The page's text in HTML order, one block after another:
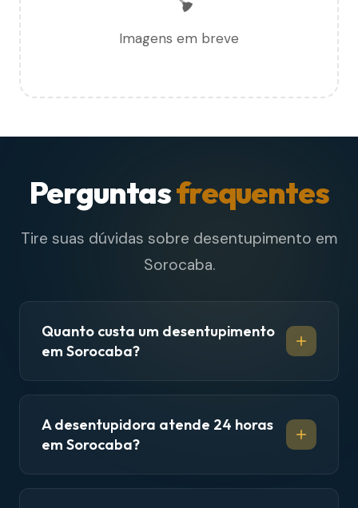
Imagens em breve
Perguntasfrequentes
Tire suas dúvidas sobre desentupimento em
Sorocaba.
Quanto custa um desentupimento
em Sorocaba?
A desentupidora atende 24 horas
em Sorocaba?